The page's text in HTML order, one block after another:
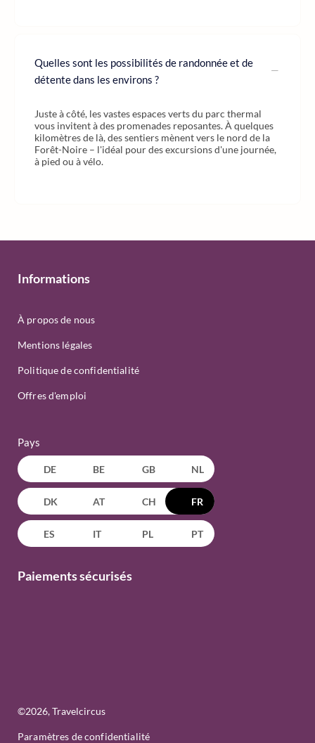
Quelles sont les possibilités de randonnée et de
détente dans les environs ?
Juste à côté, les vastes espaces verts du parc thermal
vous invitent à des promenades reposantes. À quelques
kilomètres de là, des sentiers mènent vers le nord de la
Forêt-Noire – l'idéal pour des excursions d'une journée,
à pied ou à vélo.
Informations
À propos de nous
Mentions légales
Politique de confidentialité
Offres d'emploi
Pays
DE BE GB NL
DK AT CH FR
ES IT PL PT
Paiements sécurisés
©2026, Travelcircus
Paramètres de confidentialité